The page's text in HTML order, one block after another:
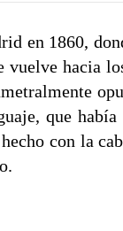
en 1860,
hacia
que
con la